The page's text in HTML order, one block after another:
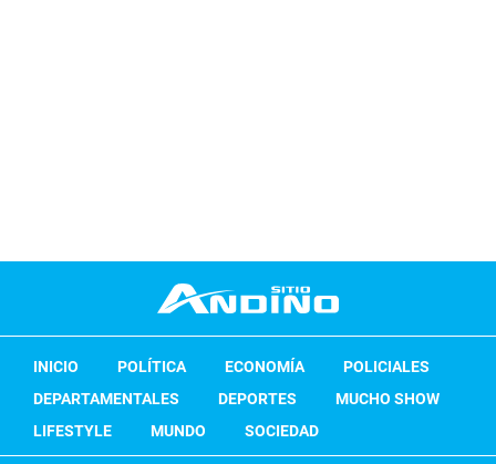
INICIO POLÍTICA ECONOMÍA
POLICIALES
DEPARTAMENTALES
DEPORTES
MUCHO SHOW
LIFESTYLE
MUNDO SOCIEDAD